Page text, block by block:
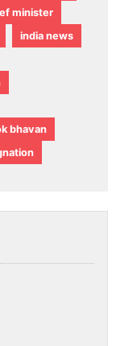
minister
india news
bhavan